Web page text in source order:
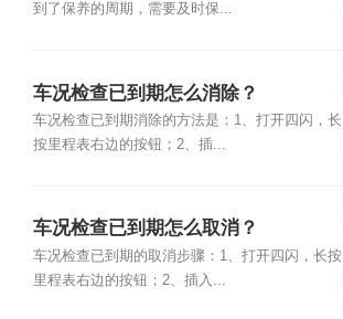
到了保养的周期，需要及时保...
车况检查已到期怎么消除？
车况检查已到期消除的方法是：1、打开四闪，长
按里程表右边的按钮；2、插...
车况检查已到期怎么取消？
车况检查已到期的取消步骤：1、打开四闪，长按
里程表右边的按钮；2、插入...